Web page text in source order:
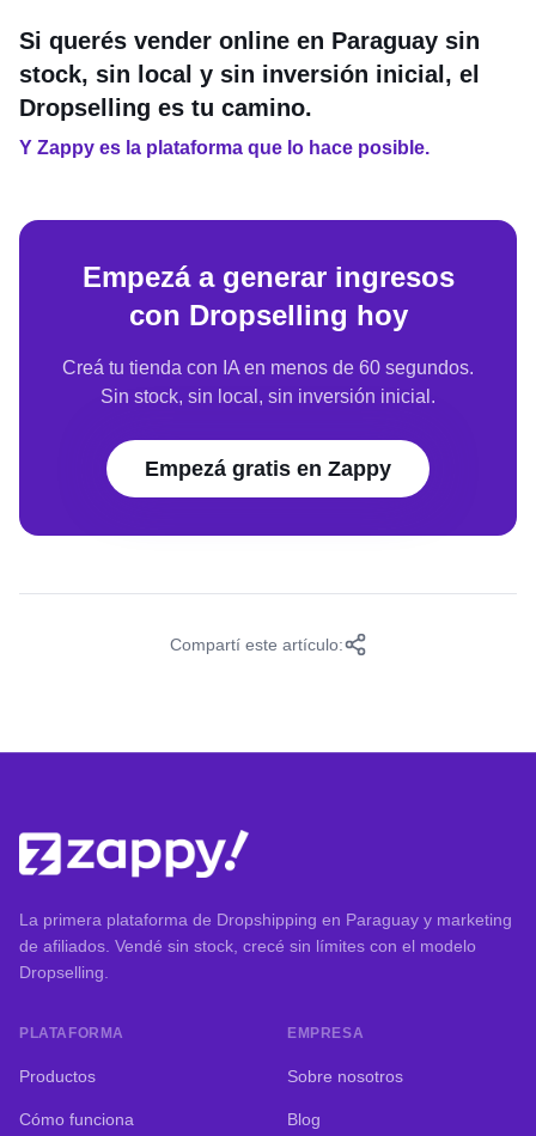
Si querés vender online en Paraguay sin
stock, sin local y sin inversión inicial, el
Dropselling es tu camino.
Y Zappy es la plataforma que lo hace posible.
Empezá a generar ingresos
con Dropselling hoy
Creá tu tienda con IA en menos de 60 segundos.
Sin stock, sin local, sin inversión inicial.
Empezá gratis en Zappy
Compartí este artículo:
La primera plataforma de Dropshipping en Paraguay y marketing
de afiliados. Vendé sin stock, crecé sin límites con el modelo
Dropselling.
PLATAFORMA
Productos
Cómo funciona
EMPRESA
Sobre nosotros
Blog